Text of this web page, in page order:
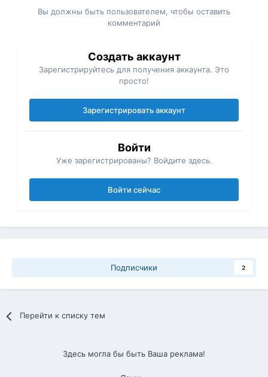
Вы должны быть пользователем, чтобы оставить
комментарий
Создать аккаунт
Зарегистрируйтесь для получения аккаунта. Это
просто!
Зарегистрировать аккаунт
Войти
Уже зарегистрированы? Войдите здесь.
Войти сейчас
Подписчики 2
Перейти к списку тем
Здесь могла бы быть Ваша реклама!